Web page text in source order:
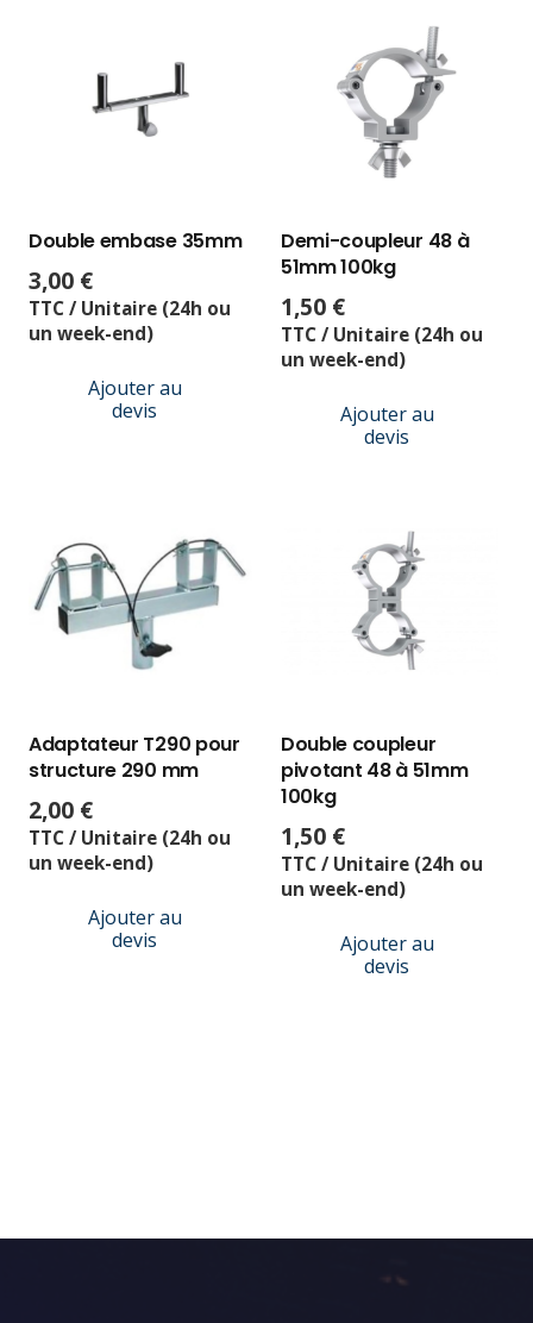
Double embase 35mm
3,00 €
TTC / Unitaire (24h ou
un week-end)
Ajouter au
devis
Demi-coupleur 48 à
51mm 100kg
1,50 €
TTC / Unitaire (24h ou
un week-end)
Ajouter au
devis
Adaptateur T290 pour
structure 290 mm
2,00 €
TTC / Unitaire (24h ou
un week-end)
Ajouter au
devis
Double coupleur
pivotant 48 à 51mm
100kg
1,50 €
TTC / Unitaire (24h ou
un week-end)
Ajouter au
devis